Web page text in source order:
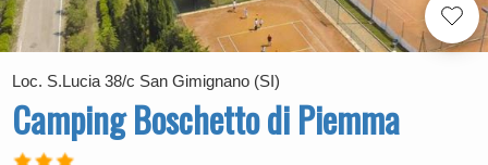
Loc. S.Lucia 38/c San Gimignano (SI)
Camping Boschetto di Piemma